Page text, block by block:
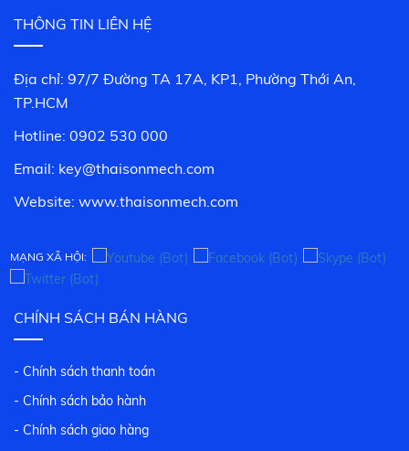
THÔNG TIN LIÊN HỆ
Địa chỉ: 97/7 Đường TA 17A, KP1, Phường Thới An,
TP.HCM
Hotline: 0902 530 000
Email: key@thaisonmech.com
Website: www.thaisonmech.com
MẠNG XÃ HỘI:
CHÍNH SÁCH BÁN HÀNG
- Chính sách thanh toán
- Chính sách bảo hành
- Chính sách giao hàng